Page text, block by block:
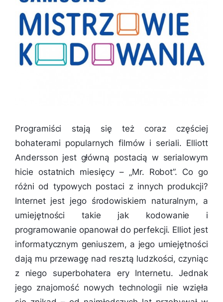
Programiści stają się też coraz częściej
bohaterami popularnych filmów i seriali. Elliott
Andersson jest główną postacią w serialowym
hicie ostatnich miesięcy – „Mr. Robot”. Co go
różni od typowych postaci z innych produkcji?
Internet jest jego środowiskiem naturalnym, a
umiejętności takie jak kodowanie i
programowanie opanował do perfekcji. Elliot jest
informatycznym geniuszem, a jego umiejętności
dają mu przewagę nad resztą ludzkości, czyniąc
z niego superbohatera ery Internetu. Jednak
jego znajomość nowych technologii nie wzięła